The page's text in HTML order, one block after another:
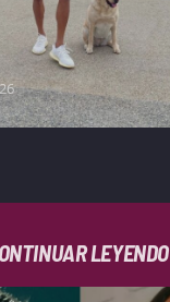
LEYENDO